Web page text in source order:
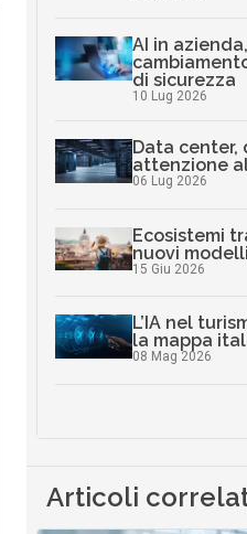
AI in
di sicurezza
10 Lug 2026
Data center,
attenzione
06 Lug 2026
Ecosistemi
nuovi
15 Giu 2026
L’IA nel
la mappa
08 Mag 2026
Articoli